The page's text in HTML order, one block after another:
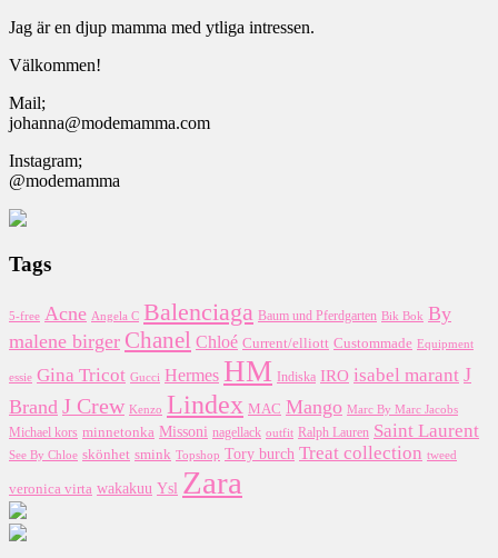
Jag är en djup mamma med ytliga intressen.
Välkommen!
Mail;
johanna@modemamma.com
Instagram;
@modemamma
Tags
5-free Acne Angela C Balenciaga Baum und Pferdgarten Bik Bok By
malene birger Chanel Chloé Current/elliott Custommade Equipment
essie Gina Tricot Gucci Hermes HM Indiska IRO isabel marant J
Brand J Crew Kenzo Lindex MAC Mango Marc By Marc Jacobs
Michael kors minnetonka Missoni nagellack outfit Ralph Lauren Saint Laurent
See By Chloe skönhet smink Topshop Tory burch Treat collection tweed
veronica virta wakakuu Ysl Zara